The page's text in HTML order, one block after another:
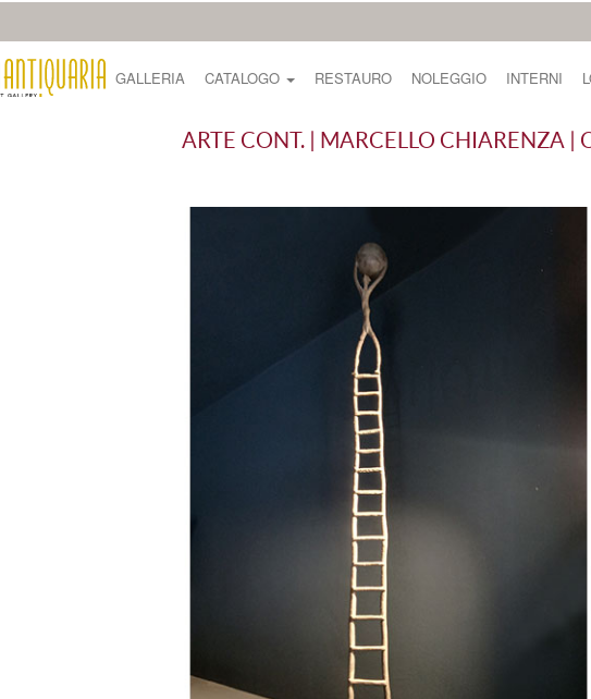
della città.
GALLERIA CATALOGO RESTAURO NOLEGGIO INTERNI
ARTE CONT. | MARCELLO CHIARENZA |